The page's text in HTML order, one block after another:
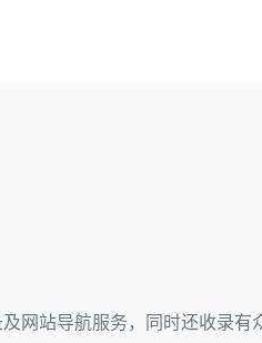
网站导航服务，同时还收录有